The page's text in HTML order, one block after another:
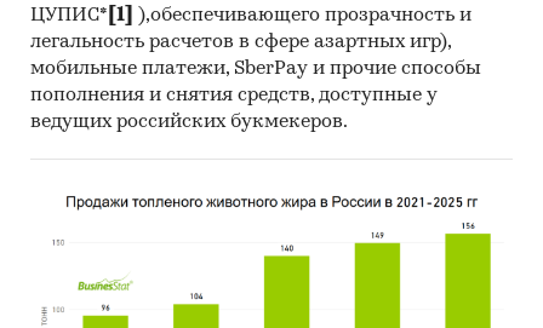
ЦУПИС* [1]
),обеспечивающего прозрачность и
легальность расчетов в сфере азартных игр),
мобильные платежи, SberPay и прочие способы
пополнения и снятия средств, доступные у
ведущих российских букмекеров.